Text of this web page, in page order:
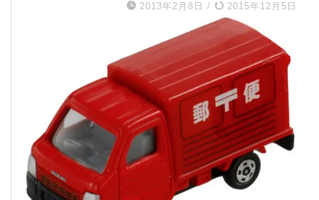
2013年2月8日 / 2015年12月5日